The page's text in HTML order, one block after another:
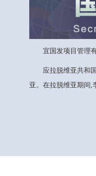
宜国发项目管理
应拉脱维亚共和
亚。在拉脱维亚期间,